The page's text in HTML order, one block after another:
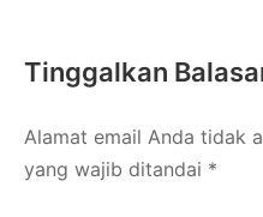
Tinggalkan
Alamat email Anda tidak
yang wajib ditandai *